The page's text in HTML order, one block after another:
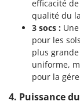
efficacité
qualité du
3 socs :
pour les
plus
uniforme,
pour la
4. Puissance